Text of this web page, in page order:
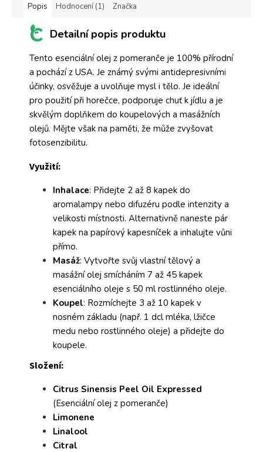
Popis Hodnocení (1) Značka
Detailní popis produktu
Tento esenciální olej z pomeranče je 100% přírodní
a pochází z USA. Je známý svými antidepresivními
účinky, osvěžuje a uvolňuje mysl i tělo. Je ideální
pro použití při horečce, podporuje chuť k jídlu a je
skvělým doplňkem do koupelových a masážních
olejů. Mějte však na paměti, že může zvyšovat
fotosenzibilitu.
Využití:
Inhalace: Přidejte 2 až 8 kapek do
aromalampy nebo difuzéru podle intenzity a
velikosti místnosti. Alternativně naneste pár
kapek na papírový kapesníček a inhalujte vůni
přímo.
Masáž: Vytvořte svůj vlastní tělový a
masážní olej smícháním 7 až 45 kapek
esenciálního oleje s 50 ml rostlinného oleje.
Koupel: Rozmíchejte 3 až 10 kapek v
nosném základu (např. 1 dcl mléka, lžičce
medu nebo rostlinného oleje) a přidejte do
koupele.
Složení:
Citrus Sinensis Peel Oil Expressed
(Esenciální olej z pomeranče)
Limonene
Linalool
Citral